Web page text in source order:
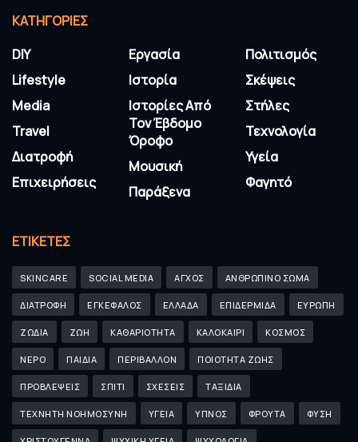
KΑΤΗΓΟΡΊΕΣ
DIY
Lifestyle
Media
Travel
Διατροφή
Επιχειρήσεις
Εργασία
Ιστορία
Ιστορίες Από
Τον Έβδομο
Όροφο
Μουσική
Παράξενα
Πολιτισμός
Σκέψεις
Στήλες
Τεχνολογία
Υγεία
Φαγητό
ΕΤΙΚΈΤΕΣ
SKINCARE SOCIAL MEDIA ΑΓΧΟΣ ΑΝΘΡΩΠΙΝΟ ΣΩΜΑ
ΔΙΑΤΡΟΦΗ ΕΓΚΕΦΑΛΟΣ ΕΛΛΑΔΑ ΕΠΙΔΕΡΜΙΔΑ ΕΥΡΩΠΗ
ΖΩΔΙΑ ΖΩΗ ΚΑΘΑΡΙΟΤΗΤΑ ΚΑΛΟΚΑΙΡΙ ΚΟΣΜΟΣ
ΝΕΡΟ ΠΑΙΔΙΑ ΠΕΡΙΒΑΛΛΟΝ ΠΟΙΟΤΗΤΑ ΖΩΗΣ
ΠΡΟΒΛΕΨΕΙΣ ΣΠΙΤΙ ΣΧΕΣΕΙΣ ΤΑΞΙΔΙΑ
ΤΕΧΝΗΤΗ ΝΟΗΜΟΣΥΝΗ ΥΓΕΙΑ ΥΠΝΟΣ ΦΡΟΥΤΑ ΦΥΣΗ